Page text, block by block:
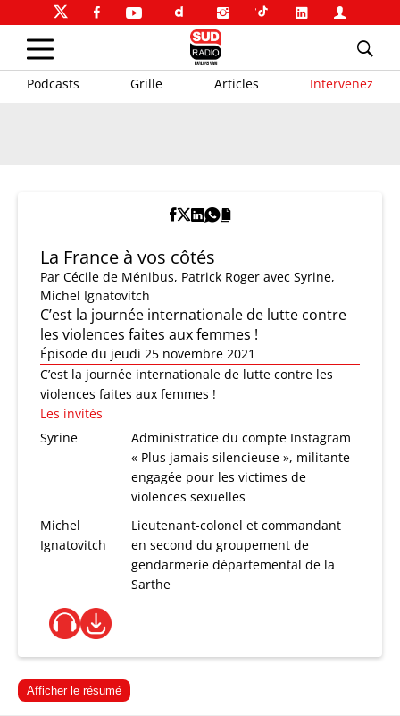
Podcasts Grille Articles Intervenez
La France à vos côtés
Par Cécile de Ménibus, Patrick Roger avec Syrine,
Michel Ignatovitch
C’est la journée internationale de lutte contre
les violences faites aux femmes !
Épisode du jeudi 25 novembre 2021
C’est la journée internationale de lutte contre les
violences faites aux femmes !
Les invités
Syrine
Administratice du compte Instagram
« Plus jamais silencieuse », militante
engagée pour les victimes de
violences sexuelles
Michel
Ignatovitch
Lieutenant-colonel et commandant
en second du groupement de
gendarmerie départemental de la
Sarthe
Afficher le résumé